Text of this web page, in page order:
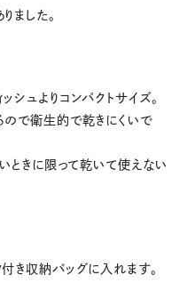
ました。
シュよりコンパクトサイズ。
ので衛生的で乾きにくいで
いときに限って乾いて使えない
き収納バッグに入れます。